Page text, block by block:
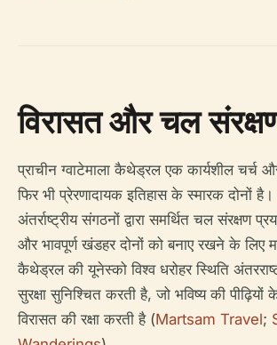
विरासत और चल
प्राचीन ग्वाटेमाला कैथेड्रल एक कार्यशील चर्च
फिर भी प्रेरणादायक इतिहास के स्मारक दोनों
अंतर्राष्ट्रीय संगठनों द्वारा समर्थित चल संरक्षण
और भावपूर्ण खंडहर दोनों को बनाए रखने के लिए
कैथेड्रल की यूनेस्को विश्व धरोहर स्थिति
सुरक्षा सुनिश्चित करती है, जो भविष्य की
विरासत की रक्षा करती है (Martsam Travel;